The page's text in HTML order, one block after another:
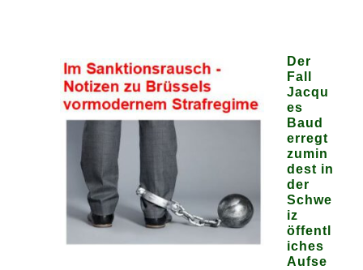
Der
Fall
Jacqu
es
Baud
erregt
zumin
dest in
der
Schwe
iz
öffentl
iches
Aufse